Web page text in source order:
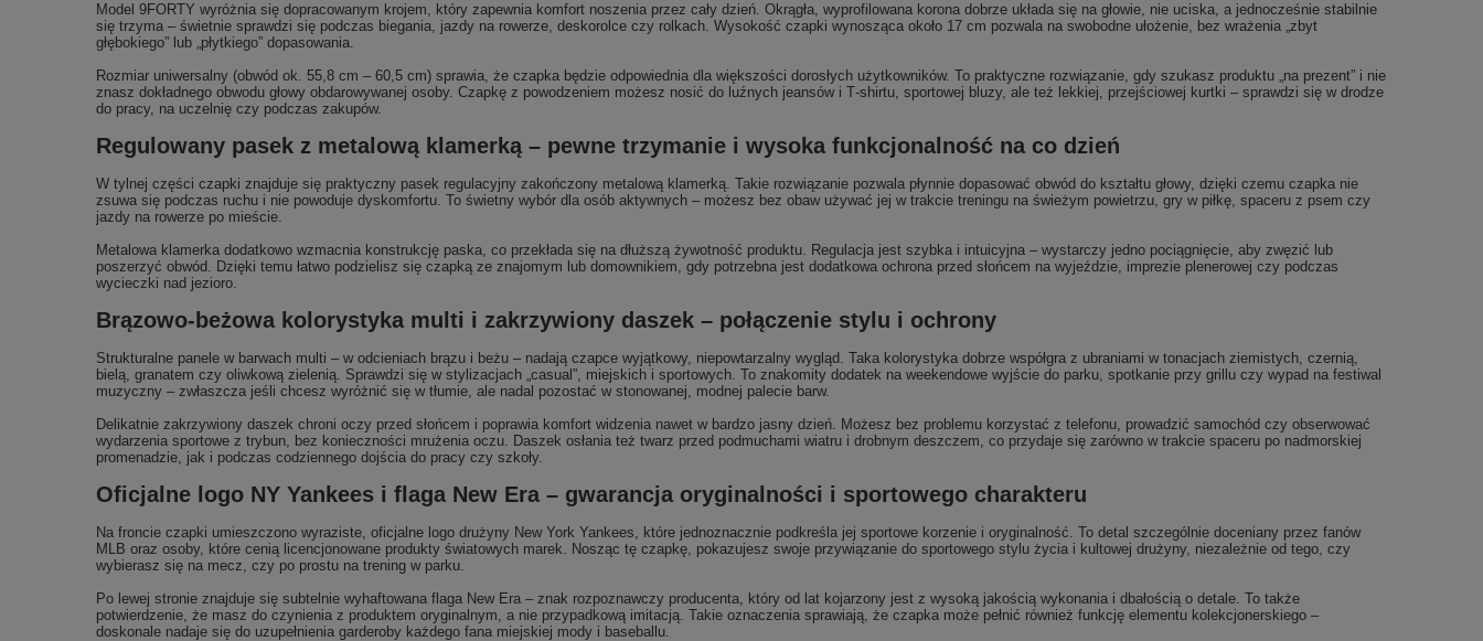
Model 9FORTY wyróżnia się dopracowanym krojem, który zapewnia komfort noszenia przez cały dzień. Okrągła, wyprofilowana korona dobrze układa się na głowie, nie uciska, a jednocześnie stabilnie
się trzyma – świetnie sprawdzi się podczas biegania, jazdy na rowerze, deskorolce czy rolkach. Wysokość czapki wynosząca około 17 cm pozwala na swobodne ułożenie, bez wrażenia „zbyt
głębokiego” lub „płytkiego” dopasowania.
Rozmiar uniwersalny (obwód ok. 55,8 cm – 60,5 cm) sprawia, że czapka będzie odpowiednia dla większości dorosłych użytkowników. To praktyczne rozwiązanie, gdy szukasz produktu „na prezent” i nie
znasz dokładnego obwodu głowy obdarowywanej osoby. Czapkę z powodzeniem możesz nosić do luźnych jeansów i T‑shirtu, sportowej bluzy, ale też lekkiej, przejściowej kurtki – sprawdzi się w drodze
do pracy, na uczelnię czy podczas zakupów.
Regulowany pasek z metalową klamerką – pewne trzymanie i wysoka funkcjonalność na co dzień
W tylnej części czapki znajduje się praktyczny pasek regulacyjny zakończony metalową klamerką. Takie rozwiązanie pozwala płynnie dopasować obwód do kształtu głowy, dzięki czemu czapka nie
zsuwa się podczas ruchu i nie powoduje dyskomfortu. To świetny wybór dla osób aktywnych – możesz bez obaw używać jej w trakcie treningu na świeżym powietrzu, gry w piłkę, spaceru z psem czy
jazdy na rowerze po mieście.
Metalowa klamerka dodatkowo wzmacnia konstrukcję paska, co przekłada się na dłuższą żywotność produktu. Regulacja jest szybka i intuicyjna – wystarczy jedno pociągnięcie, aby zwęzić lub
poszerzyć obwód. Dzięki temu łatwo podzielisz się czapką ze znajomym lub domownikiem, gdy potrzebna jest dodatkowa ochrona przed słońcem na wyjeździe, imprezie plenerowej czy podczas
wycieczki nad jezioro.
Brązowo‑beżowa kolorystyka multi i zakrzywiony daszek – połączenie stylu i ochrony
Strukturalne panele w barwach multi – w odcieniach brązu i beżu – nadają czapce wyjątkowy, niepowtarzalny wygląd. Taka kolorystyka dobrze współgra z ubraniami w tonacjach ziemistych, czernią,
bielą, granatem czy oliwkową zielenią. Sprawdzi się w stylizacjach „casual”, miejskich i sportowych. To znakomity dodatek na weekendowe wyjście do parku, spotkanie przy grillu czy wypad na festiwal
muzyczny – zwłaszcza jeśli chcesz wyróżnić się w tłumie, ale nadal pozostać w stonowanej, modnej palecie barw.
Delikatnie zakrzywiony daszek chroni oczy przed słońcem i poprawia komfort widzenia nawet w bardzo jasny dzień. Możesz bez problemu korzystać z telefonu, prowadzić samochód czy obserwować
wydarzenia sportowe z trybun, bez konieczności mrużenia oczu. Daszek osłania też twarz przed podmuchami wiatru i drobnym deszczem, co przydaje się zarówno w trakcie spaceru po nadmorskiej
promenadzie, jak i podczas codziennego dojścia do pracy czy szkoły.
Oficjalne logo NY Yankees i flaga New Era – gwarancja oryginalności i sportowego charakteru
Na froncie czapki umieszczono wyraziste, oficjalne logo drużyny New York Yankees, które jednoznacznie podkreśla jej sportowe korzenie i oryginalność. To detal szczególnie doceniany przez fanów
MLB oraz osoby, które cenią licencjonowane produkty światowych marek. Nosząc tę czapkę, pokazujesz swoje przywiązanie do sportowego stylu życia i kultowej drużyny, niezależnie od tego, czy
wybierasz się na mecz, czy po prostu na trening w parku.
Po lewej stronie znajduje się subtelnie wyhaftowana flaga New Era – znak rozpoznawczy producenta, który od lat kojarzony jest z wysoką jakością wykonania i dbałością o detale. To także
potwierdzenie, że masz do czynienia z produktem oryginalnym, a nie przypadkową imitacją. Takie oznaczenia sprawiają, że czapka może pełnić również funkcję elementu kolekcjonerskiego –
doskonale nadaje się do uzupełnienia garderoby każdego fana miejskiej mody i baseballu.